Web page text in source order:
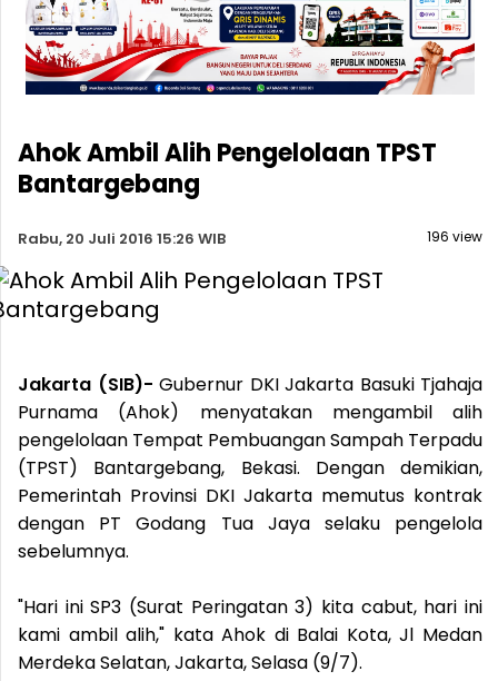
Ahok Ambil Alih Pengelolaan TPST
Bantargebang
Rabu, 20 Juli 2016 15:26 WIB 196 view
Jakarta (SIB)- Gubernur DKI Jakarta Basuki Tjahaja
Purnama (Ahok) menyatakan mengambil alih
pengelolaan Tempat Pembuangan Sampah Terpadu
(TPST) Bantargebang, Bekasi. Dengan demikian,
Pemerintah Provinsi DKI Jakarta memutus kontrak
dengan PT Godang Tua Jaya selaku pengelola
sebelumnya.
"Hari ini SP3 (Surat Peringatan 3) kita cabut, hari ini
kami ambil alih," kata Ahok di Balai Kota, Jl Medan
Merdeka Selatan, Jakarta, Selasa (9/7).